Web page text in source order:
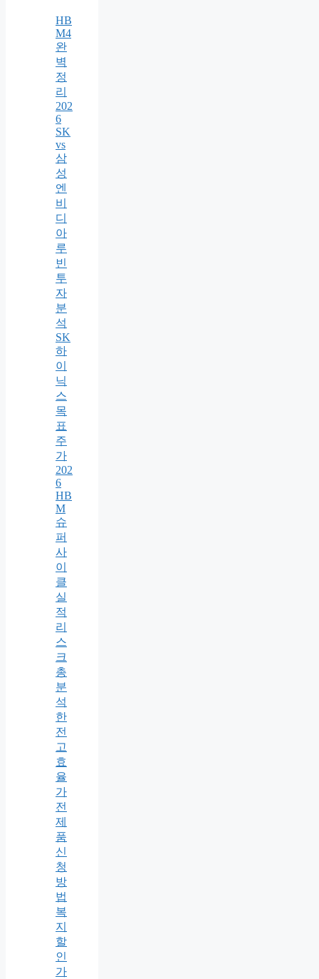
HB
M4
완
벽
정
리
202
6
SK
vs
삼
성
엔
비
디
아
루
빈
투
자
분
석
SK
하
이
닉
스
목
표
주
가
202
6
HB
M
슈
퍼
사
이
클
실
적
리
스
크
총
분
석
한
전
고
효
율
가
전
제
품
신
청
방
법
복
지
할
인
가